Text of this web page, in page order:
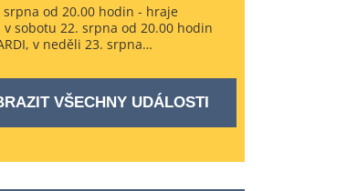
srpna od 20.00 hodin - hraje
v sobotu 22. srpna od 20.00 hodin
v neděli 23. srpna…
VŠECHNY UDÁLOSTI